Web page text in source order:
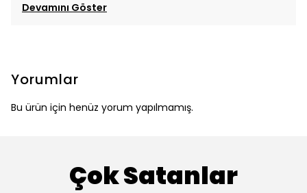
Devamını Göster
Yorumlar
Bu ürün için henüz yorum yapılmamış.
Çok Satanlar